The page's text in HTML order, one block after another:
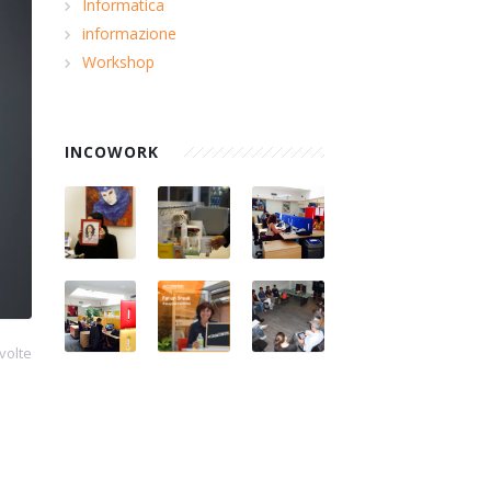
Informatica
informazione
Workshop
INCOWORK